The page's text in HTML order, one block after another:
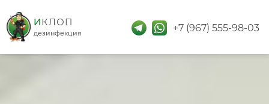
дезинфекция